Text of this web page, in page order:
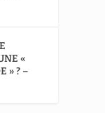
«
» ? –